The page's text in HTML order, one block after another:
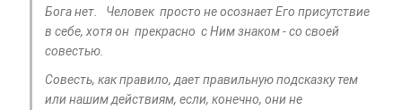
Бога нет. Человек просто не осознает Его присутствие
в себе, хотя он прекрасно с Ним знаком - со своей
совестью.
Совесть, как правило, дает правильную подсказку тем
или нашим действиям, если, конечно, они не